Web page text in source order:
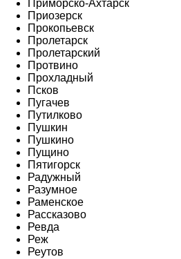
Приморско-Ахтарск
Приозерск
Прокопьевск
Пролетарск
Пролетарский
Протвино
Прохладный
Псков
Пугачев
Путилково
Пушкин
Пушкино
Пущино
Пятигорск
Радужный
Разумное
Раменское
Рассказово
Ревда
Реж
Реутов